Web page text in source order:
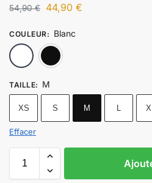
54,90€ 44,90 €
COULEUR: Blanc
TAILLE: M
XS S M L
Effacer